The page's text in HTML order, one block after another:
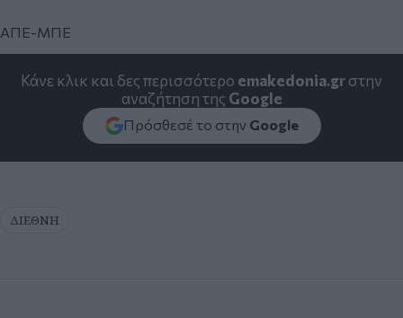
ΑΠΕ-ΜΠΕ
Κάνε κλικ και δες περισσότερο emakedonia.grστην
αναζήτηση της Google
Πρόσθεσέ το στην Google
ΔΙΕΘΝΗ